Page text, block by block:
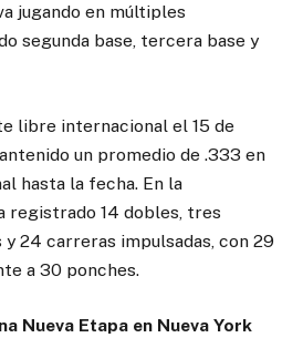
jugando en múltiples
segunda base, tercera base y
libre internacional el 15 de
un promedio de .333 en
hasta la fecha. En la
registrado 14 dobles, tres
24 carreras impulsadas, con 29
a 30 ponches.
Nueva Etapa en Nueva York